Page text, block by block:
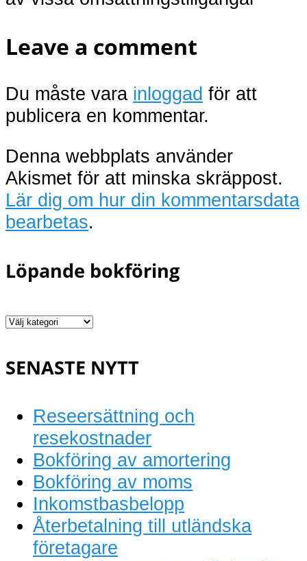
Leave a comment
Du måste vara inloggad för att
publicera en kommentar.
Denna webbplats använder
Akismet för att minska skräppost.
Lär dig om hur din kommentarsdata
bearbetas.
Löpande bokföring
Löpande
SENASTE NYTT
Reseersättning och
resekostnader
Bokföring av amortering
Bokföring av moms
Inkomstbasbelopp
Återbetalning till utländska
företagare